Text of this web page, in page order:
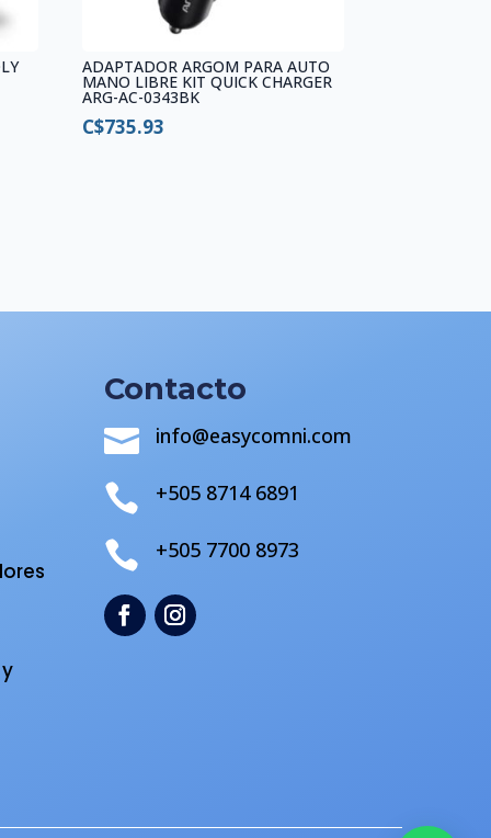
ADAPTADOR ARGOM PARA AUTO
MANO LIBRE KIT QUICK CHARGER
ARG-AC-0343BK
C$735.93
Contacto
 info@easycomni.com
 +505 8714 6891
 +505 7700 8973